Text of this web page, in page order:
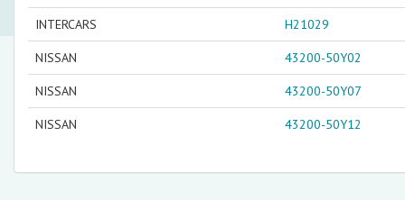
INTERCARS H21029
NISSAN 43200-50Y02
NISSAN 43200-50Y07
NISSAN 43200-50Y12